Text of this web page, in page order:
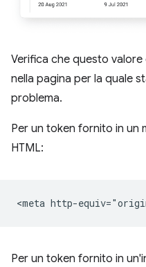
Verifica che questo
nella pagina per la quale
problema.
Per un token fornito in un
HTML:
Per un token fornito in